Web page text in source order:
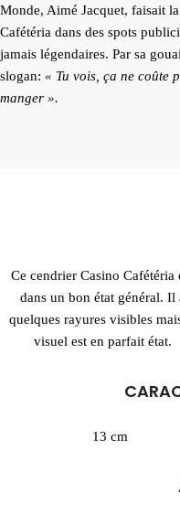
Monde, Aimé Jacquet, faisait
Cafétéria dans des spots
jamais légendaires. Par sa
slogan: « Tu vois, ça ne coûte
manger ».
Ce cendrier Casino Cafétéria
dans un bon état général. Il
quelques rayures visibles
visuel est en parfait état.
13 cm